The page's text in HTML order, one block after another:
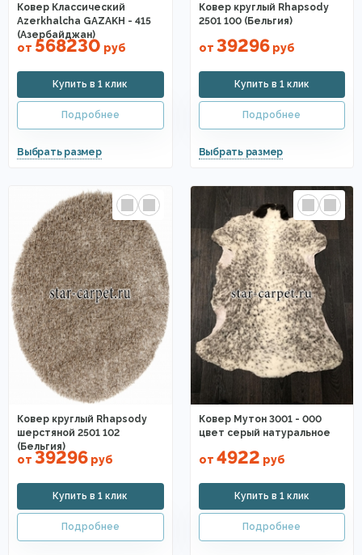
Ковер Классический
Azerkhalcha GAZAKH - 415
(Азербайджан)
от 568230 руб
Ковер круглый Rhapsody
2501 100 (Бельгия)
от 39296руб
Ковер круглый Rhapsody
шерстяной 2501 102
(Бельгия)
от 39296 руб
Ковер Мутон 3001 - 000
цвет серый натуральное
от 4922 руб